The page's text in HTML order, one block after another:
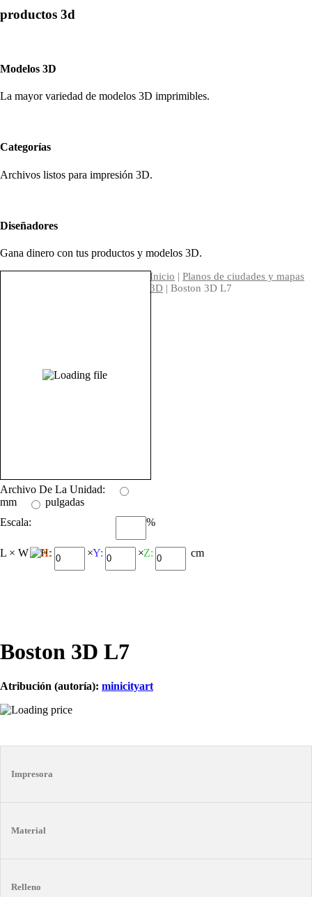
productos 3d
Modelos 3D
La mayor variedad de modelos 3D imprimibles.
Categorías
Archivos listos para impresión 3D.
Diseñadores
Gana dinero con tus productos y modelos 3D.
Archivo De La Unidad:
mm
pulgadas
Escala:
%
L × W × H:
X: ×Y: ×Z: cm
Inicio |Planos de ciudades y mapas
3D | Boston 3D L7
Boston 3D L7
Atribución (autoría): minicityart
Impresora
Material
Relleno